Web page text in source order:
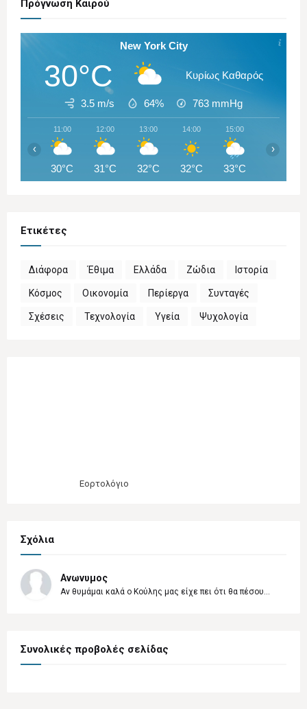
Πρόγνωση Καιρού
New York City
30°C Κυρίως Καθαρός
3.5 m/s 64% 763 mmHg
11:00
30°C
12:00
31°C
13:00
32°C
14:00
32°C
15:00
33°C
‹ ›
Ετικέτες
Διάφορα Έθιμα Ελλάδα Ζώδια Ιστορία
Κόσμος Οικονομία Περίεργα Συνταγές
Σχέσεις Τεχνολογία Υγεία Ψυχολογία
Εορτολόγιο
Σχόλια
Ανωνυμος
Αν θυμάμαι καλά ο Κούλης μας είχε πει ότι θα πέσου...
Συνολικές προβολές σελίδας